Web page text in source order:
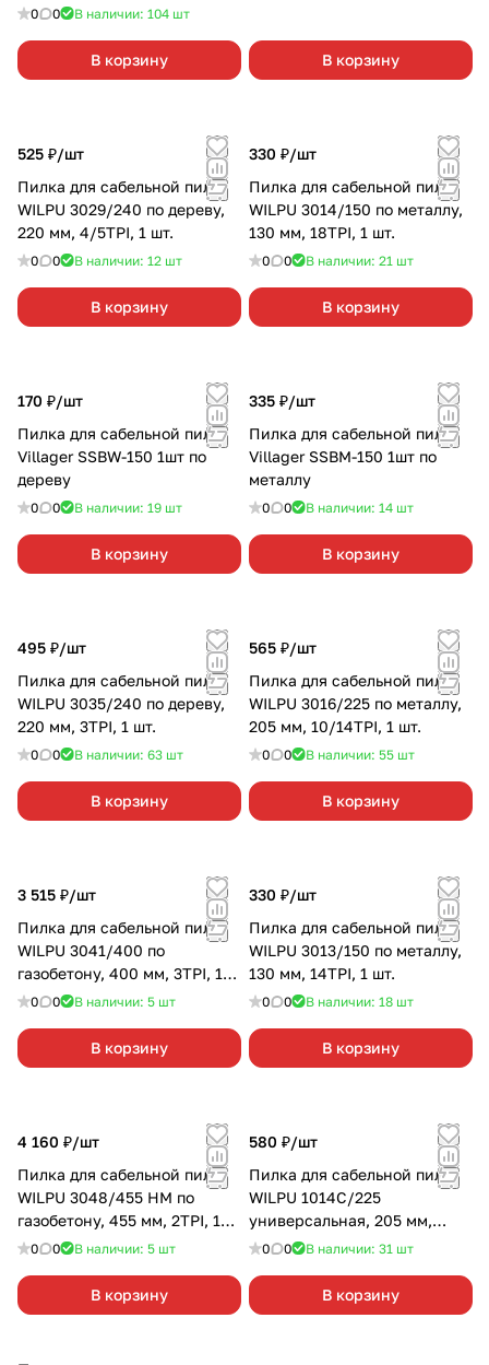
0 0 В наличии: 104 шт
В корзину В корзину
525 ₽/шт
Пилка для сабельной пилы
WILPU 3029/240 по дереву,
220 мм, 4/5TPI, 1 шт.
0 0 В наличии: 12 шт
В корзину
330 ₽/шт
Пилка для сабельной пилы
WILPU 3014/150 по металлу,
130 мм, 18TPI, 1 шт.
0 0 В наличии: 21 шт
В корзину
170 ₽/шт
Пилка для сабельной пилы
Villager SSBW-150 1шт по
дереву
0 0 В наличии: 19 шт
В корзину
335 ₽/шт
Пилка для сабельной пилы
Villager SSBM-150 1шт по
металлу
0 0 В наличии: 14 шт
В корзину
495 ₽/шт
Пилка для сабельной пилы
WILPU 3035/240 по дереву,
220 мм, 3TPI, 1 шт.
0 0 В наличии: 63 шт
В корзину
565 ₽/шт
Пилка для сабельной пилы
WILPU 3016/225 по металлу,
205 мм, 10/14TPI, 1 шт.
0 0 В наличии: 55 шт
В корзину
3 515 ₽/шт
Пилка для сабельной пилы
WILPU 3041/400 по
газобетону, 400 мм, 3TPI, 1
шт.
0 0 В наличии: 5 шт
В корзину
330 ₽/шт
Пилка для сабельной пилы
WILPU 3013/150 по металлу,
130 мм, 14TPI, 1 шт.
0 0 В наличии: 18 шт
В корзину
4 160 ₽/шт
Пилка для сабельной пилы
WILPU 3048/455 НМ по
газобетону, 455 мм, 2TPI, 1
шт.
0 0 В наличии: 5 шт
В корзину
580 ₽/шт
Пилка для сабельной пилы
WILPU 1014С/225
универсальная, 205 мм,
10/14TPI, 1 шт.
0 0 В наличии: 31 шт
В корзину